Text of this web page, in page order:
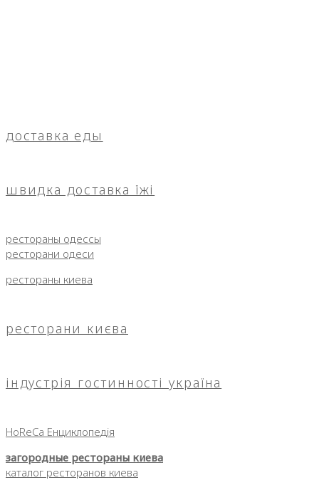
доставка еды
швидка доставка їжі
рестораны одессы
ресторани одеси
рестораны киева
ресторани києва
індустрія гостинності україна
HoReCa Енциклопедія
загородные рестораны киева
каталог ресторанов киева